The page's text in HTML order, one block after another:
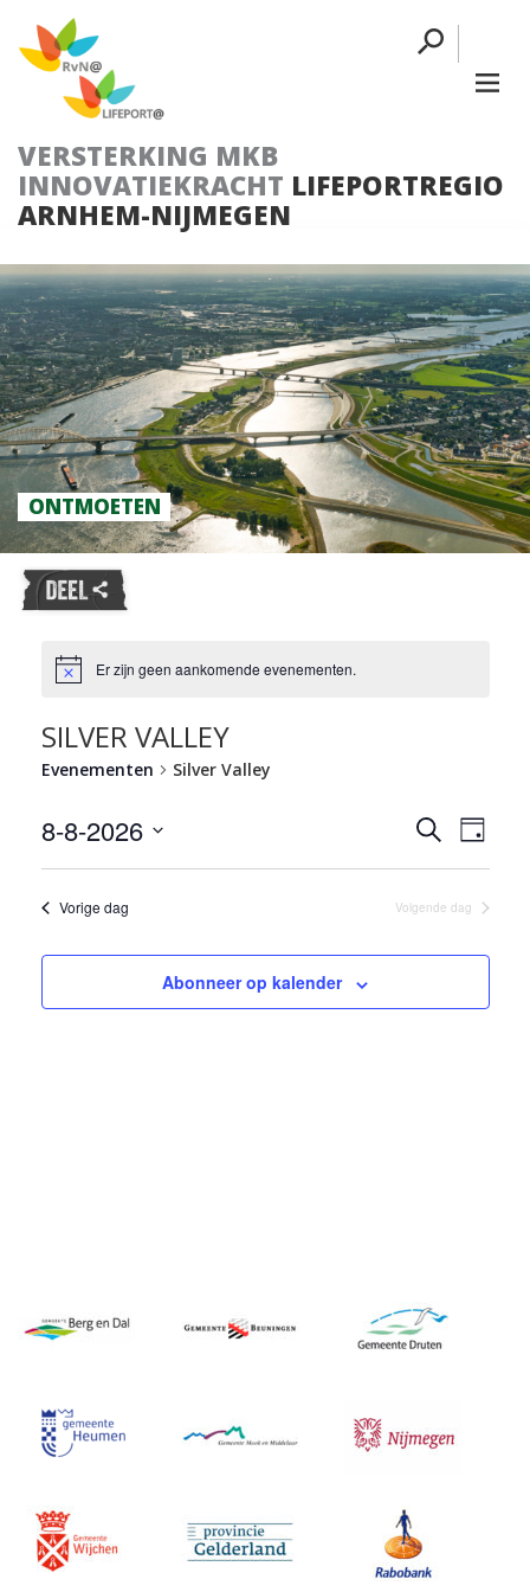
VERSTERKING MKB
INNOVATIEKRACHT LIFEPORTREGIO
ARNHEM-NIJMEGEN
ONTMOETEN
Er zijn geen aankomende evenementen.
SILVER VALLEY
Evenementen Silver Valley
weergeven
Zoeken
Dag
8-8-2026
datum.
Vorige dag Volgende dag
Abonneer op kalender